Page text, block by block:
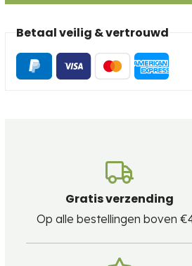
Betaal veilig & vertrouwd
Gratis verzending
Op alle bestellingen boven